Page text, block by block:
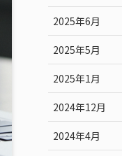
2025年6月
2025年5月
2025年1月
2024年12月
2024年4月